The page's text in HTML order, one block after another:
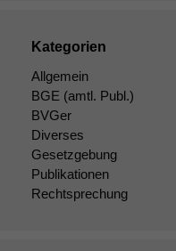
Kategorien
Allgemein
BGE (amtl. Publ.)
BVGer
Diverses
Gesetzgebung
Publikationen
Rechtsprechung